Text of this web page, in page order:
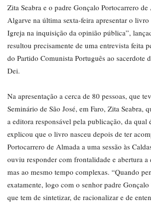
Zita Seabra e o padre Gonçalo Portocarrero
Algarve na última sexta-feira apresentar o
Igreja na inquisição da opinião pública”,
resultou precisamente de uma entrevista feita
do Partido Comunista Português ao sacerdote
Dei.
Na apresentação a cerca de 80 pessoas, que
Seminário de São José, em Faro, Zita Seabra,
a editora responsável pela publicação, da qual
explicou que o livro nasceu depois de ter
Portocarrero de Almada a uma sessão às
ouviu responder com frontalidade e abertura a
mas ao mesmo tempo complexas. “Quando
exatamente, logo com o senhor padre
que tem de sintetizar, de racionalizar e de